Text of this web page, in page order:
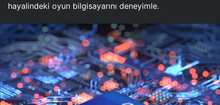
hayalindeki oyun bilgisayarını deneyimle.